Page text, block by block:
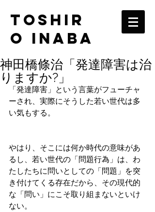
TOSHIR
O INABA
神田橋條治「発達障害は治
りますか?」
「発達障害」という言葉がフューチャ
ーされ、実際にそうした若い世代は多
い気もする。
やはり、そこには何か時代の意味があ
るし、若い世代の「問題行為」は、わ
たしたちに問いとしての「問題」を突
き付けてくる存在だから、その現代的
な「問い」にこそ取り組まないといけ
ない。